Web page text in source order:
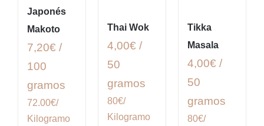
Japonés
Makoto
7,20€ /
100
gramos
72.00€/
Kilogramo
Thai Wok
4,00€ /
50
gramos
80€/
Kilogramo
Tikka
Masala
4,00€ /
50
gramos
80€/